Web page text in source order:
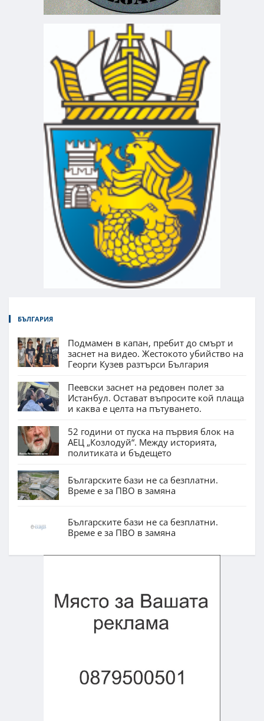
БЪЛГАРИЯ
Подмамен в капан, пребит до смърт и
заснет на видео. Жестокото убийство на
Георги Кузев разтърси България
Пеевски заснет на редовен полет за
Истанбул. Остават въпросите кой плаща
и каква е целта на пътуването.
52 години от пуска на първия блок на
АЕЦ „Козлодуй“. Между историята,
политиката и бъдещето
Българските бази не са безплатни.
Време е за ПВО в замяна
Българските бази не са безплатни.
Време е за ПВО в замяна